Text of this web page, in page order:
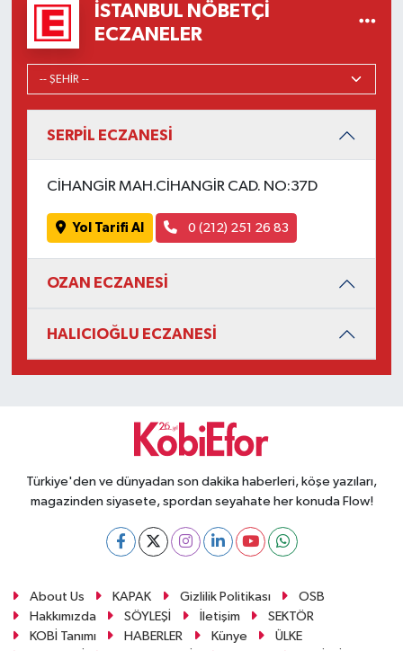
İSTANBUL NÖBETÇI
ECZANELER
SERPİL ECZANESİ
CİHANGİR MAH.CİHANGİR CAD. NO:37D
Yol Tarifi Al 0 (212) 251 26 83
OZAN ECZANESİ
HALICIOĞLU ECZANESİ
Türkiye'den ve dünyadan son dakika haberleri, köşe yazıları,
magazinden siyasete, spordan seyahate her konuda Flow!
About Us KAPAK Gizlilik Politikası
OSB
Hakkımızda
SÖYLEŞİ İletişim
SEKTÖR
KOBİ Tanımı
HABERLER Künye
ÜLKE